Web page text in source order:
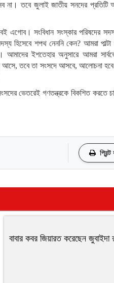
না। তবে জুলাই জাতীয় সনদের প্রতিটি
এগোব। সংবিধান সংস্কার পরিষদের
হিসেবে শপথ নেননি কেন? আমরা
আমাদের ইশতেহার অনুসারে আমরা
আসে, তবে তা সংসদে আসবে, আলোচনা
ভেতরেই গণতন্ত্রকে বিকশিত করতে
বাবার কবর জিয়ারত করেছেন জুবাইদা